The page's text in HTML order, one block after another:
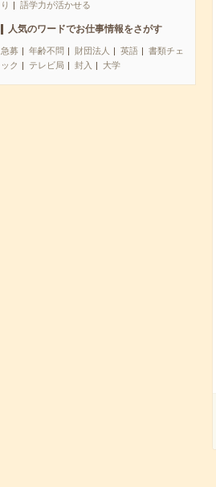
り
語学力が活かせる
人気のワードでお仕事情報をさがす
急募 年齢不問 財団法人 英語
書類チェ
ック
テレビ局 封入 大学